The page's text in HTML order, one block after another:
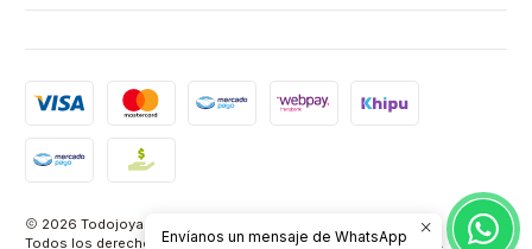
2026 Todojoyas Chile.
Todos los derechos reservados. Powered by Retail Market SPA
Envíanos un mensaje de WhatsApp